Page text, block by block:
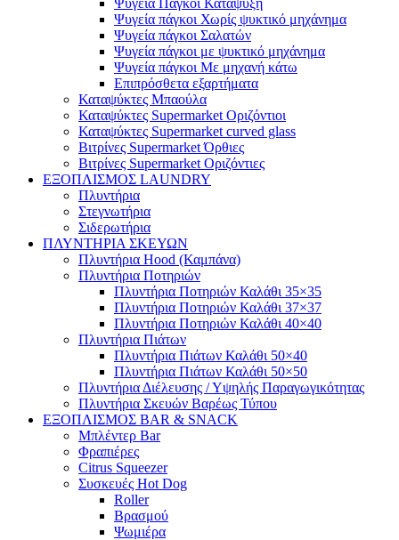
Ψυγεία Πάγκοι Κατάψυξη
Ψυγεία πάγκοι Χωρίς ψυκτικό μηχάνημα
Ψυγεία πάγκοι Σαλατών
Ψυγεία πάγκοι με ψυκτικό μηχάνημα
Ψυγεία πάγκοι Με μηχανή κάτω
Επιπρόσθετα εξαρτήματα
Καταψύκτες Μπαούλα
Καταψύκτες Supermarket Οριζόντιοι
Καταψύκτες Supermarket curved glass
Βιτρίνες Supermarket Όρθιες
Βιτρίνες Supermarket Οριζόντιες
ΕΞΟΠΛΙΣΜΟΣ LAUNDRY
Πλυντήρια
Στεγνωτήρια
Σιδερωτήρια
ΠΛΥΝΤΗΡΙΑ ΣΚΕΥΩΝ
Πλυντήρια Hood (Καμπάνα)
Πλυντήρια Ποτηριών
Πλυντήρια Ποτηριών Καλάθι 35×35
Πλυντήρια Ποτηριών Καλάθι 37×37
Πλυντήρια Ποτηριών Καλάθι 40×40
Πλυντήρια Πιάτων
Πλυντήρια Πιάτων Καλάθι 50×40
Πλυντήρια Πιάτων Καλάθι 50×50
Πλυντήρια Διέλευσης / Υψηλής Παραγωγικότητας
Πλυντήρια Σκευών Βαρέως Τύπου
ΕΞΟΠΛΙΣΜΟΣ BAR & SNACK
Μπλέντερ Bar
Φραπιέρες
Citrus Squeezer
Συσκευές Hot Dog
Roller
Βρασμού
Ψωμιέρα